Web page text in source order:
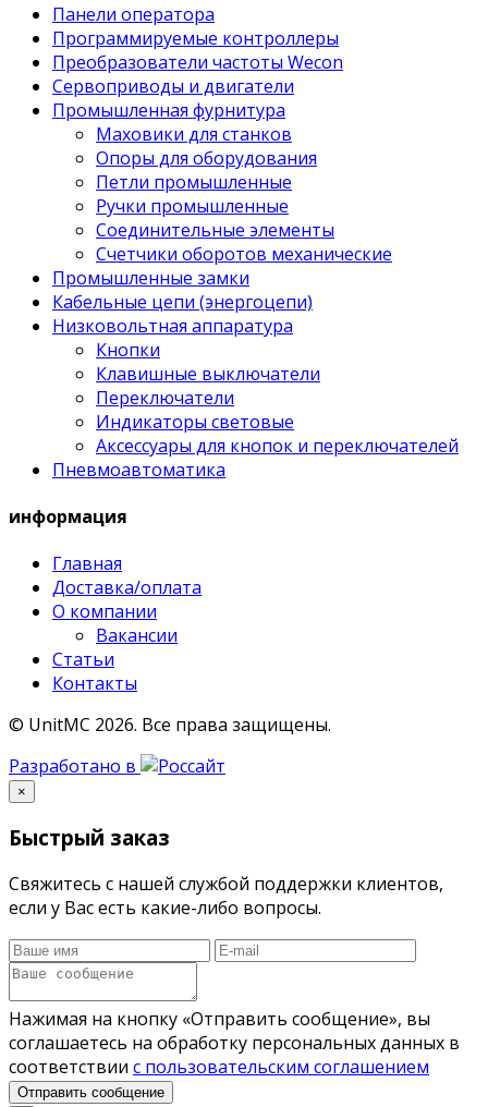
Панели оператора
Программируемые контроллеры
Преобразователи частоты Wecon
Сервоприводы и двигатели
Промышленная фурнитура
Маховики для станков
Опоры для оборудования
Петли промышленные
Ручки промышленные
Соединительные элементы
Счетчики оборотов механические
Промышленные замки
Кабельные цепи (энергоцепи)
Низковольтная аппаратура
Кнопки
Клавишные выключатели
Переключатели
Индикаторы световые
Аксессуары для кнопок и переключателей
Пневмоавтоматика
информация
Главная
Доставка/оплата
О компании
Вакансии
Статьи
Контакты
© UnitMC 2026. Все права защищены.
Разработано в
×
Быстрый заказ
Свяжитесь с нашей службой поддержки клиентов,
если у Вас есть какие-либо вопросы.
Нажимая на кнопку «Отправить сообщение», вы
соглашаетесь на обработку персональных данных в
соответствии с пользовательским соглашением
Отправить сообщение